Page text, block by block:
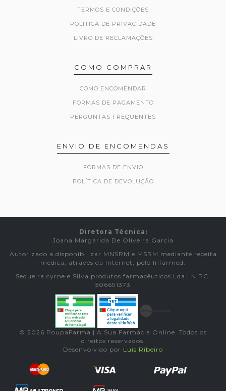
TERMOS E CONDIÇÕES
POLITICA DE PRIVACIDADE
LIVRO DE RECLAMAÇÕES
COMO COMPRAR
COMO ENCOMENDAR
FORMAS DE PAGAMENTO
PERGUNTAS FREQUENTES
ENVIO DE ENCOMENDAS
FORMAS DE ENVIO
POLÍTICA DE DEVOLUÇÃO
Diretora Técnica:
Joana Margarida De Oliveira Garcia
Autorizado a disponibilizar MNSRM e MSRM mediante receita
médica, através da Internet, pelo Infarmed.
Sequeira cyrne e Silva produtos farmacêuticos Lda | NIPC:
506691373
© 2026 PoupaFarma | A Sua Farmácia Online. Todos os
direitos reservados.
Desenvolvido por Luis Ribeiro